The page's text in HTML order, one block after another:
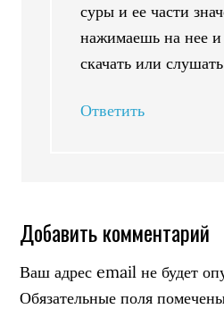
суры и ее части
нажимаешь на нее
скачать или
Ответить
Добавить комментарий
Ваш адрес email не будет
Обязательные поля